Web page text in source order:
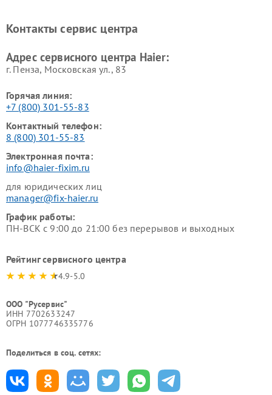
Ремонт роботов-пылесосов
Ремонт посудомоечных
Контакты сервис центра
Адрес сервисного центра Haier:
г. Пенза, Московская ул., 83
Горячая линия:
+7 (800) 301-55-83
Контактный телефон:
8 (800) 301-55-83
Электронная почта:
info@haier-fixim.ru
для юридических лиц
manager@fix-haier.ru
График работы:
ПН-ВСК с 9:00 до 21:00 без перерывов и выходных
Рейтинг сервисного центра
4.9-5.0
ООО "Русервис"
ИНН 7702633247
ОГРН 1077746335776
Поделиться в соц. сетях: